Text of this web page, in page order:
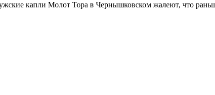
капли Молот Тора в Чернышковском жалеют, что